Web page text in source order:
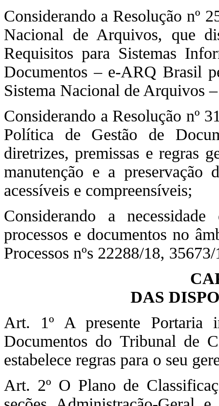
Considerando a Resolução nº
Nacional de Arquivos, que
Requisitos para Sistemas
Documentos – e-ARQ Brasil
Sistema Nacional de Arquivos
Considerando a Resolução nº
Política de Gestão de
diretrizes, premissas e regras
manutenção e a preservação
acessíveis e compreensíveis;
Considerando a
processos e documentos no
Processos nºs 22288/18,
DAS
Art. 1º A presente Portaria
Documentos do Tribunal de
estabelece regras para o seu
Art. 2º O Plano de